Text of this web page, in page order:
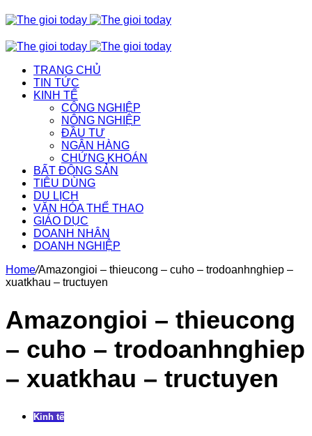
TRANG CHỦ
TIN TỨC
KINH TẾ
CÔNG NGHIỆP
NÔNG NGHIỆP
ĐẦU TƯ
NGÂN HÀNG
CHỨNG KHOÁN
BẤT ĐỘNG SẢN
TIÊU DÙNG
DU LỊCH
VĂN HÓA THỂ THAO
GIÁO DỤC
DOANH NHÂN
DOANH NGHIỆP
Home/Amazongioi – thieucong – cuho – trodoanhnghiep –
xuatkhau – tructuyen
Amazongioi – thieucong
– cuho – trodoanhnghiep
– xuatkhau – tructuyen
Kinh tế